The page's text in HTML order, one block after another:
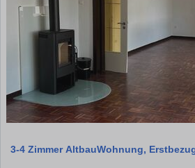
3-4 Zimmer AltbauWohnung,